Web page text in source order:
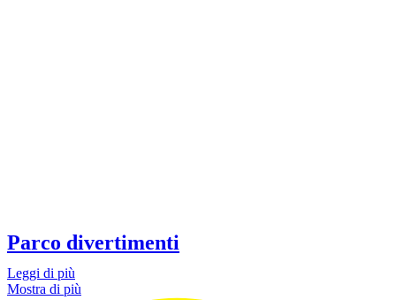
Parco divertimenti
Leggi di più
Mostra di più